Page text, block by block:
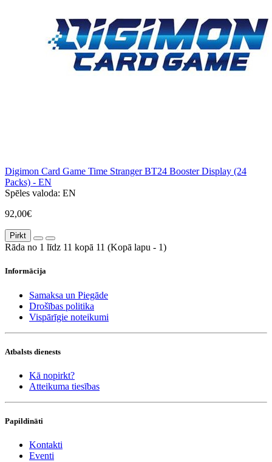
Digimon Card Game Time Stranger BT24 Booster Display (24
Packs) - EN
Spēles valoda: EN
92,00€
Pirkt
Rāda no 1 līdz 11 kopā 11 (Kopā lapu - 1)
Informācija
Samaksa un Piegāde
Drošības politika
Vispārīgie noteikumi
Atbalsts dienests
Kā nopirkt?
Atteikuma tiesības
Papildināti
Kontakti
Eventi